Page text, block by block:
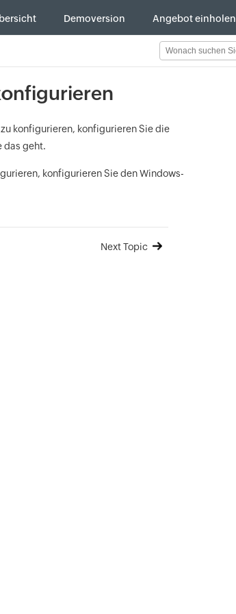
Demoversion Angebot einholen
konfigurieren, konfigurieren Sie die
das geht.
konfigurieren Sie den Windows-
Next Topic